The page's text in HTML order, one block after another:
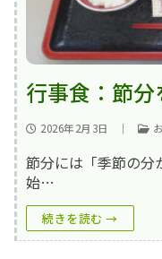
病院ご紹介
病院ご紹介top
概要・沿革
フロア案内
交通アクセス
ご意見箱
よくあるご質問
外来
外来top
内科
外科
整形外科
脳神経外科
入院
入院top
医療療養病棟
回復期リハビリテ
地域包括ケア病棟
地域連携室
在宅事業部
訪問看護ステーシ
行事食：節
2026年2月3日 ｜
節分には「季節の分
始…
続きを読む →